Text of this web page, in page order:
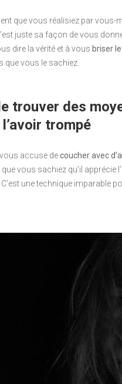
que vous réalisiez par vous-
juste sa façon de vous
dire la vérité et à vous briser
que vous le sachiez.
trouver des
trompé
vous accuse decoucher avec
vous sachiez qu’il apprécie
une technique imparable